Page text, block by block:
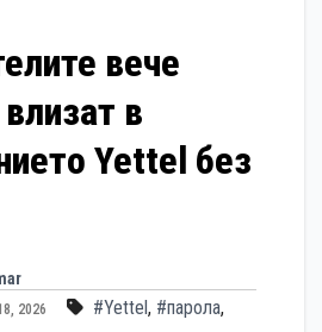
вече
в
Yettel без
2026 #Yettel, #парола,